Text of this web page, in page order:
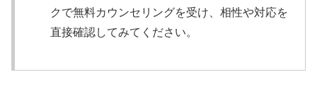
クで無料カウンセリングを受け、相性や対応を
直接確認してみてください。